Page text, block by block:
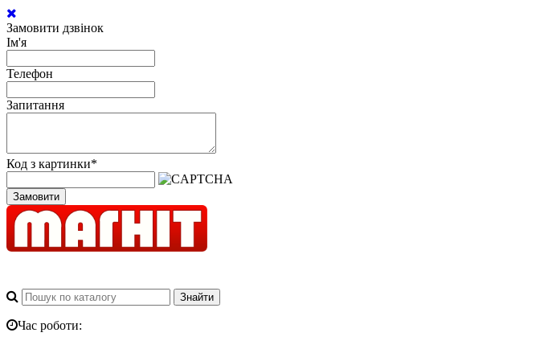
Замовити дзвінок
Ім'я
Телефон
Запитання
Код з картинки*
Замовити
Час роботи: